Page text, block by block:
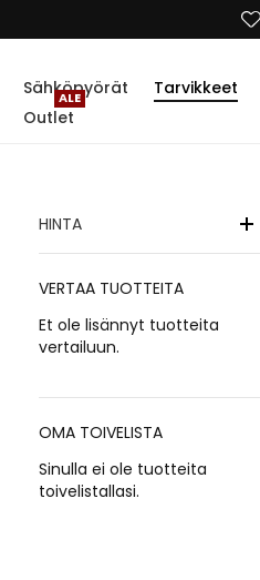
Sähköpyörät Tarvikkeet
Outlet
ALE
HINTA
VERTAA TUOTTEITA
Et ole lisännyt tuotteita
vertailuun.
OMA TOIVELISTA
Sinulla ei ole tuotteita
toivelistallasi.